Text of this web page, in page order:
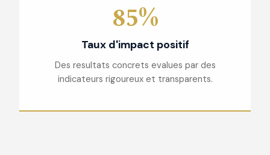
85%
Taux d'impact positif
Des resultats concrets evalues par des
indicateurs rigoureux et transparents.